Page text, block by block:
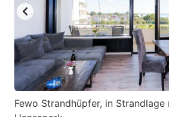
Fewo Strandhüpfer, in